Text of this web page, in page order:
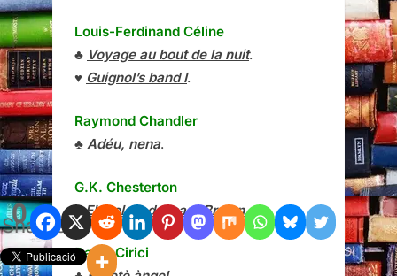
0
Shares
Louis-Ferdinand Céline
♣ Voyage au bout de la nuit.
♥ Guignol’s band I.
Raymond Chandler
♣ Adéu, nena.
G.K. Chesterton
♦Els relats del pare Brown.
David Cirici